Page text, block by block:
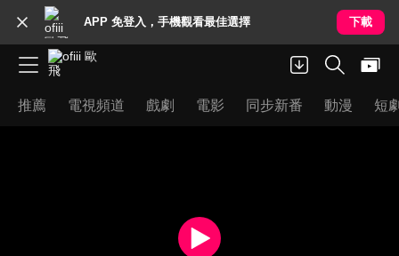
APP 免登入，手機觀看最佳選擇 下載
推薦 電視頻道 戲劇 電影 同步新番 動漫 短